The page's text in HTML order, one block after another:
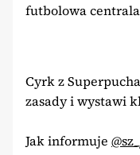
futbolowa
Cyrk z
zasady i wystawi
Jak informuje